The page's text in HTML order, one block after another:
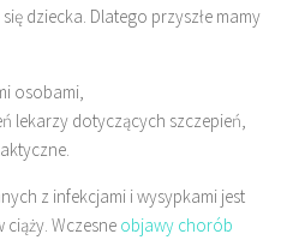
dziecka. Dlatego przyszłe mamy
osobami,
lekarzy dotyczących szczepień,
z infekcjami i wysypkami jest
Wczesne objawy chorób